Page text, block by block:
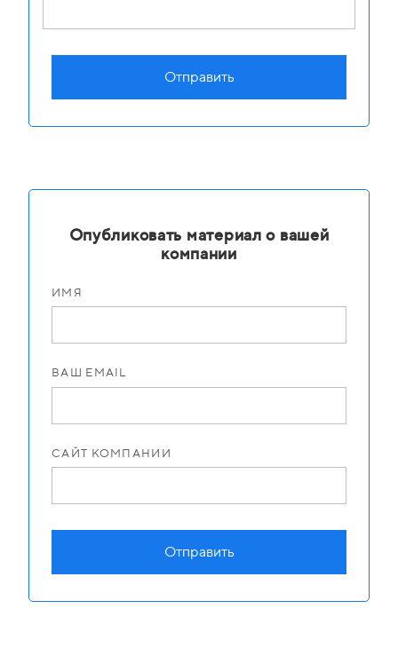
Отправить
Опубликовать материал о вашей
компании
ИМЯ
ВАШ EMAIL
САЙТ КОМПАНИИ
Отправить